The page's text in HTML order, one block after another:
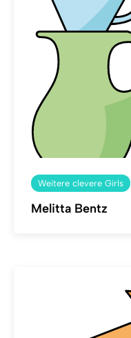
Weitere clevere Girls
Melitta Bentz